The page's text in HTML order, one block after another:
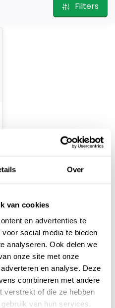
Over
van cookies
en advertenties te
social media te bieden
analyseren. Ook delen we
onze site met onze
en analyse. Deze
combineren met andere
verstrekt of die ze hebben
van hun services.
Filters
1